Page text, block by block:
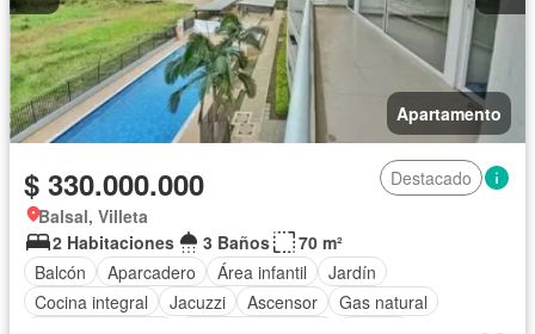
Apartamento
$ 330.000.000
Destacado
Balsal, Villeta
2 Habitaciones
3 Baños
70 m²
Balcón
Aparcadero Área infantil
Jardín
Cocina integral
Jacuzzi Ascensor
Gas natural